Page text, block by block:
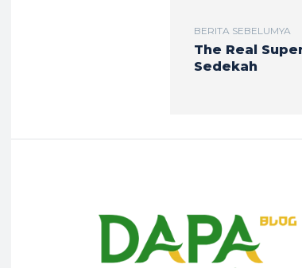
BERITA SEBELUMYA
The Real
Sedekah